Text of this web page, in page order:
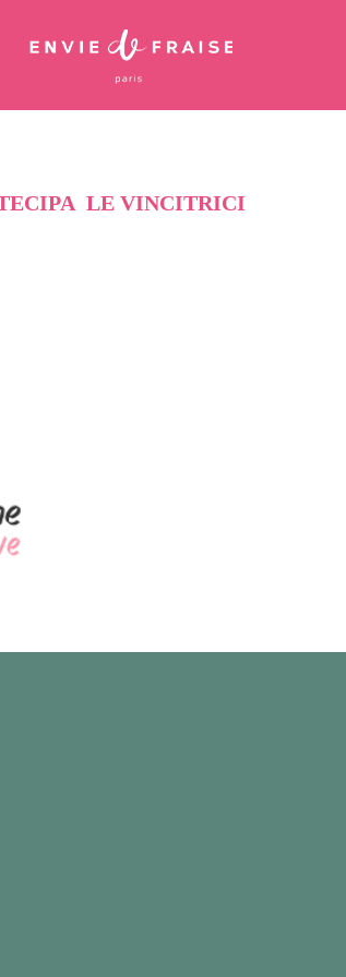
LE VINCITRICI